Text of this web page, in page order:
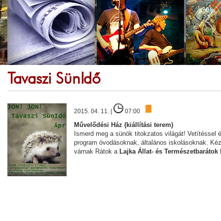
Tavaszi SünIdő
2015. 04. 11. | 07:00
Művelődési Ház (kiállítási terem)
Ismerd meg a sünök titokzatos világát! Vetítéssel
program óvodásoknak, általános iskolásoknak.
várnak Rátok a Lajka Állat- és Természetbarátok